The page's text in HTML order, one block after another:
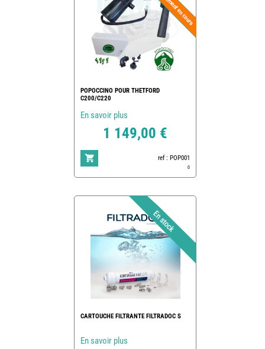
POPOCCINO POUR THETFORD
C200/C220
En savoir plus
1 149,00 €
ref : POP001
0
CARTOUCHE FILTRANTE FILTRADOC S
En savoir plus